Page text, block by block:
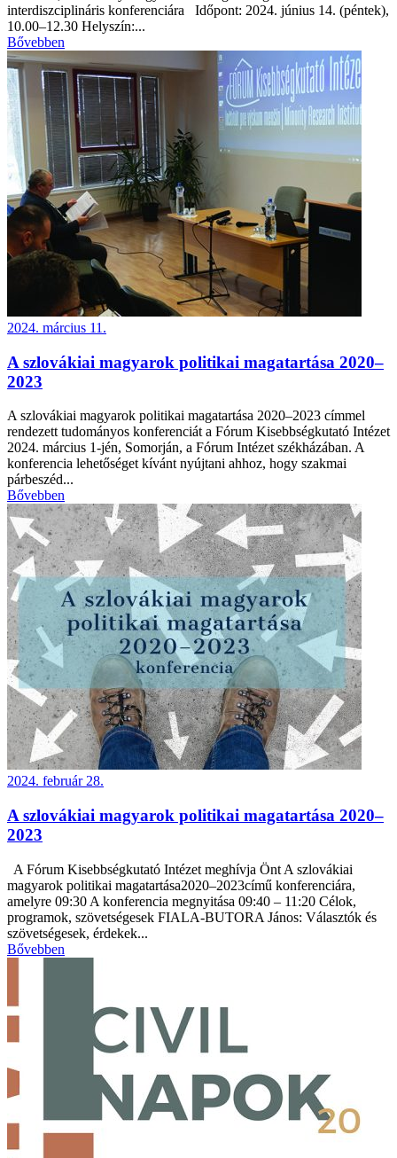
interdiszciplináris konferenciára Időpont: 2024. június 14. (péntek),
10.00–12.30 Helyszín:...
Bővebben
2024. március 11.
A szlovákiai magyarok politikai magatartása 2020–
2023
A szlovákiai magyarok politikai magatartása 2020–2023 címmel
rendezett tudományos konferenciát a Fórum Kisebbségkutató Intézet
2024. március 1-jén, Somorján, a Fórum Intézet székházában. A
konferencia lehetőséget kívánt nyújtani ahhoz, hogy szakmai
párbeszéd...
Bővebben
2024. február 28.
A szlovákiai magyarok politikai magatartása 2020–
2023
A Fórum Kisebbségkutató Intézet meghívja Önt A szlovákiai
magyarok politikai magatartása2020–2023című konferenciára,
amelyre 09:30 A konferencia megnyitása 09:40 – 11:20 Célok,
programok, szövetségesek FIALA-BUTORA János: Választók és
szövetségesek, érdekek...
Bővebben